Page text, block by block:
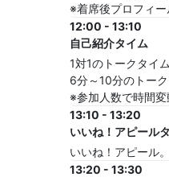
※着席後プロフィー
12:00 - 13:10
自己紹介タイム
1対1のトークタイム
6分～10分のトーク
※参加人数で時間変
13:10 - 13:20
いいね！アピール
いいね！アピール
13:20 - 13:30